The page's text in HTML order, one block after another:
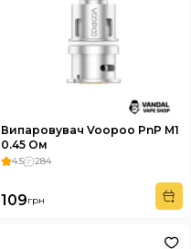
Випаровувач Voopoo PnP M1
0.45 Ом
4.5 284
109грн